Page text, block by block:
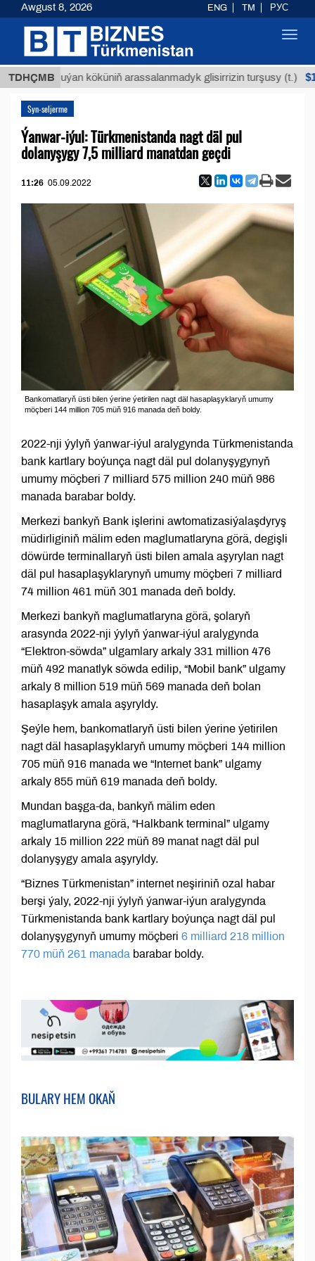
TDHÇMB
Buýan köküniň arassalanmadyk glisirrizin turşusy (t.)
Syn-seljerme
Ýanwar-iýul: Türkmenistanda nagt däl pul
dolanyşygy 7,5 milliard manatdan geçdi
11:26 05.09.2022
Bankomatlaryň üsti bilen ýerine ýetirilen nagt däl hasaplaşyklaryň umumy
möçberi 144 million 705 müň 916 manada deň boldy.
2022-nji ýylyň ýanwar-iýul aralygynda Türkmenistanda
bank kartlary boýunça nagt däl pul dolanyşygynyň
umumy möçberi 7 milliard 575 million 240 müň 986
manada barabar boldy.
Merkezi bankyň Bank işlerini awtomatizasiýalaşdyryş
müdirliginiň mälim eden maglumatlaryna görä, degişli
döwürde terminallaryň üsti bilen amala aşyrylan nagt
däl pul hasaplaşyklarynyň umumy möçberi 7 milliard
74 million 461 müň 301 manada deň boldy.
Merkezi bankyň maglumatlaryna görä, şolaryň
arasynda 2022-nji ýylyň ýanwar-iýul aralygynda
“Elektron-söwda” ulgamlary arkaly 331 million 476
müň 492 manatlyk söwda edilip, “Mobil bank” ulgamy
arkaly 8 million 519 müň 569 manada deň bolan
hasaplaşyk amala aşyryldy.
Şeýle hem, bankomatlaryň üsti bilen ýerine ýetirilen
nagt däl hasaplaşyklaryň umumy möçberi 144 million
705 müň 916 manada we “Internet bank” ulgamy
arkaly 855 müň 619 manada deň boldy.
Mundan başga-da, bankyň mälim eden
maglumatlaryna görä, “Halkbank terminal” ulgamy
arkaly 15 million 222 müň 89 manat nagt däl pul
dolanyşygy amala aşyryldy.
“Biznes Türkmenistan” internet neşiriniň ozal habar
berşi ýaly, 2022-nji ýylyň ýanwar-iýun aralygynda
Türkmenistanda bank kartlary boýunça nagt däl pul
dolanyşygynyň umumy möçberi 6 milliard 218 million
770 müň 261 manada barabar boldy.
BULARY HEM OKAŇ
Awgust 8, 2026 ENG TM РУС